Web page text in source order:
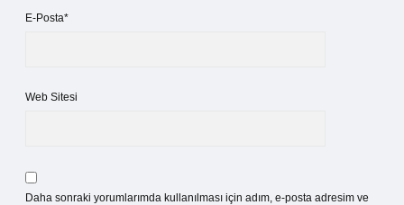
E-Posta*
Web Sitesi
Daha sonraki yorumlarımda kullanılması için adım, e-posta adresim ve